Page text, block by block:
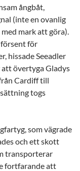
ångbåt,
(inte en ovanlig
mark att göra).
försent för
hissade Seeadler
övertyga Gladys
Cardiff till
togs
som vägrade
och ett skott
transporterar
fortfarande att